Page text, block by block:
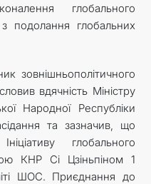
глобального
з подолання глобальних
зовнішньополітичного
вдячність Міністру
Народної Республіки
та зазначив, що
глобального
КНР Сі Цзіньпіном 1
ШОС. Приєднання до